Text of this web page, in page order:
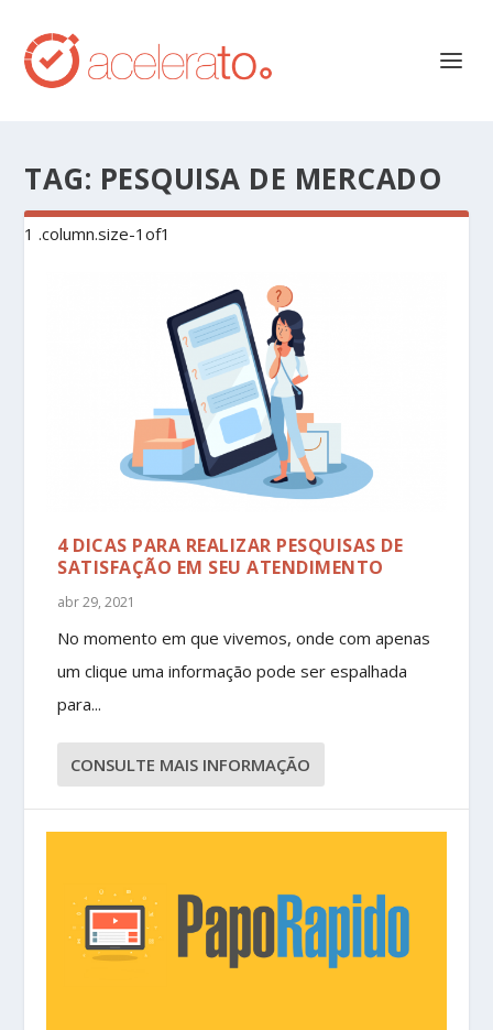
TAG: PESQUISA DE MERCADO
4 DICAS PARA REALIZAR PESQUISAS DE
SATISFAÇÃO EM SEU ATENDIMENTO
abr 29, 2021
No momento em que vivemos, onde com apenas
um clique uma informação pode ser espalhada
para...
CONSULTE MAIS INFORMAÇÃO